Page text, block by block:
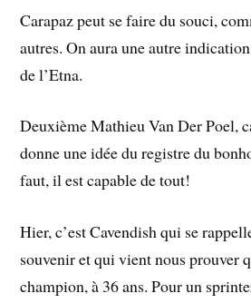
Carapaz peut se faire du souci,
autres. On aura une autre
de l’Etna.
Deuxième Mathieu Van Der Poel,
donne une idée du registre du
faut, il est capable de tout!
Hier, c’est Cavendish qui se
souvenir et qui vient nous prouver
champion, à 36 ans. Pour un